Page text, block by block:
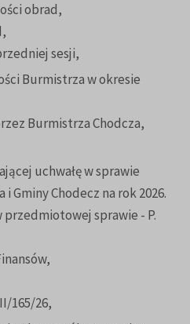
obrad,
sesji,
Burmistrza w okresie
Burmistrza Chodcza,
uchwałę w sprawie
Gminy Chodecz na rok 2026.
sprawie - P.
165/26,